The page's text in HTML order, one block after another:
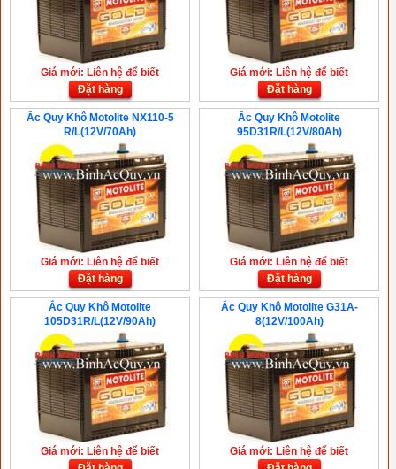
Giá mới: Liên hệ để biết
Đặt hàng
Giá mới: Liên hệ để biết
Đặt hàng
Ắc Quy Khô Motolite NX110-5
R/L(12V/70Ah)
Giá mới: Liên hệ để biết
Đặt hàng
Ắc Quy Khô Motolite
95D31R/L(12V/80Ah)
Giá mới: Liên hệ để biết
Đặt hàng
Ắc Quy Khô Motolite
105D31R/L(12V/90Ah)
Giá mới: Liên hệ để biết
Ắc Quy Khô Motolite G31A-
8(12V/100Ah)
Giá mới: Liên hệ để biết